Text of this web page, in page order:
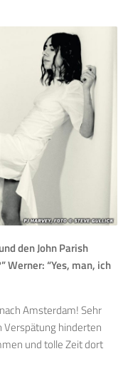
den John Parish
“Yes, man, ich
Amsterdam! Sehr
Verspätung hinderten
und tolle Zeit dort